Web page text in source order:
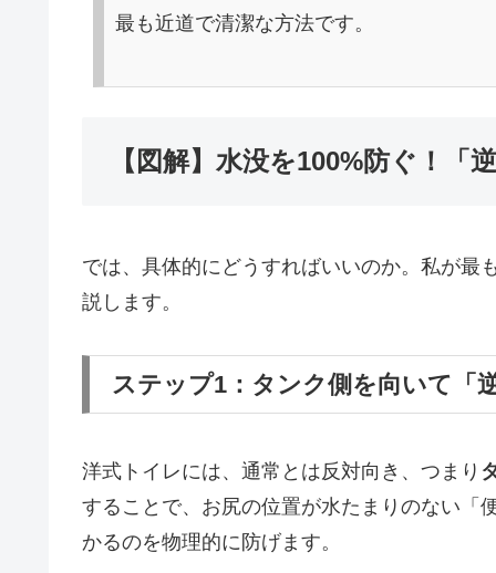
最も近道で清潔な方法です。
【図解】水没を100%防ぐ！「
では、具体的にどうすればいいのか。私が最
説します。
ステップ1：タンク側を向いて「
洋式トイレには、通常とは反対向き、つまり
することで、お尻の位置が水たまりのない「
かるのを物理的に防げます。